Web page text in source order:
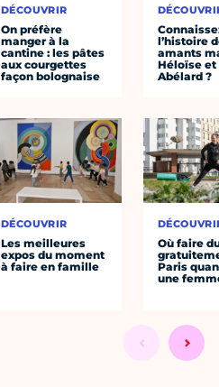
DÉCOUVRIR
On préfère
manger à la
cantine : les pâtes
aux courgettes
façon bolognaise
DÉCOUVRIR
Les meilleures
expos du moment
à faire en famille
l’histoire
amants
Héloïse et
Abélard ?
Où faire
Paris
une